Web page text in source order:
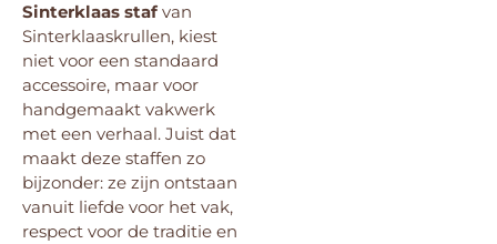
Sinterklaas staf van
Sinterklaaskrullen, kiest
niet voor een standaard
accessoire, maar voor
handgemaakt vakwerk
met een verhaal. Juist dat
maakt deze staffen zo
bijzonder: ze zijn ontstaan
vanuit liefde voor het vak,
respect voor de traditie en